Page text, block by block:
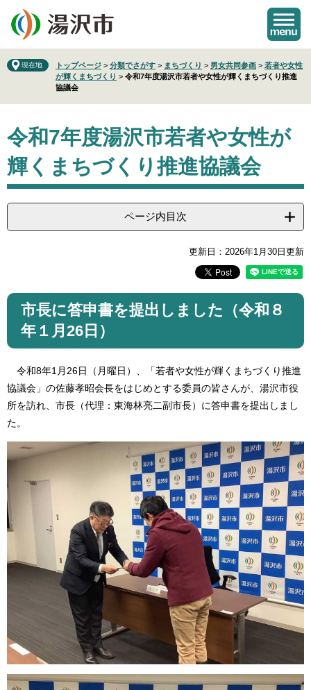
の
先
ー
を
本
へ
現在地 トップページ > 分類でさがす > まちづくり > 男女共同参画 > 若者や女性
が輝くまちづくり > 令和7年度湯沢市若者や女性が輝くまちづくり推進
協議会
文
令和7年度湯沢市若者や女性が
輝くまちづくり推進協議会
ページ内目次
更新日：2026年1月30日更新
市長に答申書を提出しました（令和８
年１月26日）
令和8年1月26日（月曜日）、「若者や女性が輝くまちづくり推進
協議会」の佐藤孝昭会長をはじめとする委員の皆さんが、湯沢市役
所を訪れ、市長（代理：東海林亮二副市長）に答申書を提出しまし
た。